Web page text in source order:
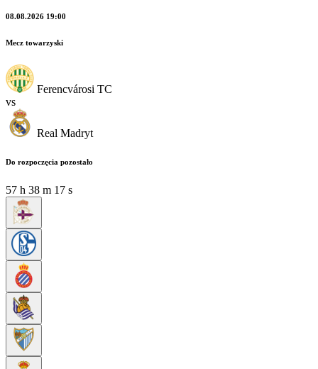
08.08.2026 19:00
Mecz towarzyski
Ferencvárosi TC
vs
Real Madryt
Do rozpoczęcia pozostało
57 h 38 m 16 s